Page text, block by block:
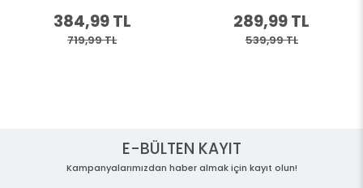
384,99 TL
719,99 TL
289,99 TL
539,99 TL
E-BÜLTEN KAYIT
Kampanyalarımızdan haber almak için kayıt olun!